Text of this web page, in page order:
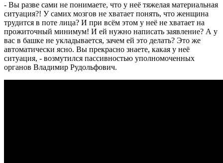
- Вы разве сами не понимаете, что у неё тяжелая материальная
ситуация?! У самих мозгов не хватает понять, что женщина
трудится в поте лица? И при всём этом у неё не хватает на
прожиточный минимум! И ей нужно написать заявление? А у
вас в башке не укладывается, зачем ей это делать? Это же
автоматически ясно. Вы прекрасно знаете, какая у неё
ситуация, - возмутился пассивностью уполномоченных
органов Владимир Рудольфович.